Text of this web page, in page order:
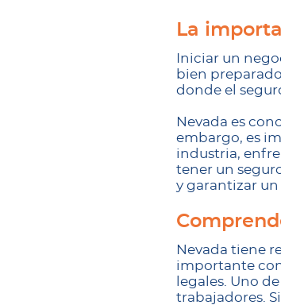
La
Iniciar un
bien
donde el
Nevada es
embargo, es
industria,
tener un
y garantizar un
Nevada tiene
importante
legales. Uno
trabajadores.